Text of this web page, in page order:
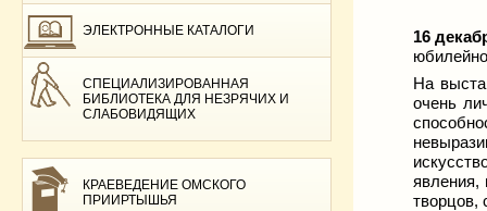
ЭЛЕКТРОННЫЕ КАТАЛОГИ
СПЕЦИАЛИЗИРОВАННАЯ
БИБЛИОТЕКА ДЛЯ НЕЗРЯЧИХ И
СЛАБОВИДЯЩИХ
КРАЕВЕДЕНИЕ ОМСКОГО
ПРИИРТЫШЬЯ
16
На
очень
явления,
творцов,